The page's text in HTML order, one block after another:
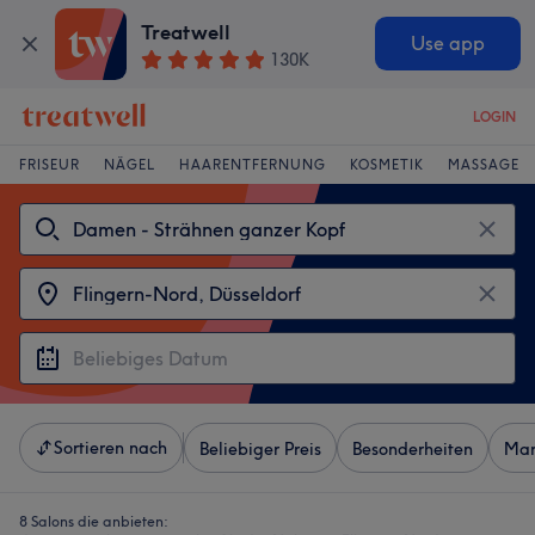
Treatwell
130K
Use app
LOGIN
FRISEUR NÄGEL HAARENTFERNUNG KOSMETIK MASSAGE
Sortieren nach Beliebiger Preis Besonderheiten
8 Salons die anbieten: